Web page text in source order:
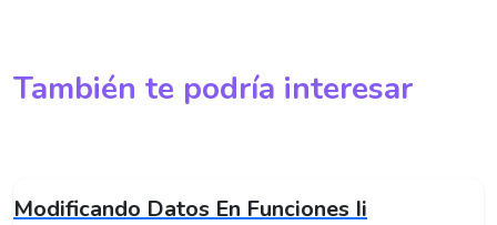
También te podría interesar
Modificando Datos En Funciones Ii